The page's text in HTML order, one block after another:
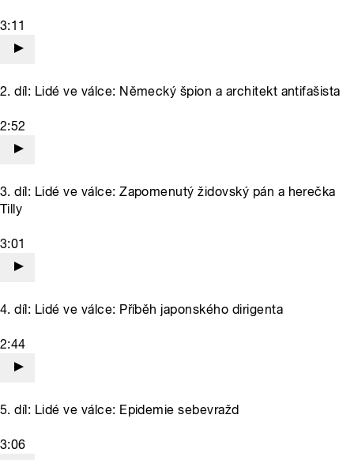
3:11
2. díl: Lidé ve válce: Německý špion a architekt antifašista
2:52
3. díl: Lidé ve válce: Zapomenutý židovský pán a herečka
Tilly
3:01
4. díl: Lidé ve válce: Příběh japonského dirigenta
2:44
5. díl: Lidé ve válce: Epidemie sebevražd
3:06